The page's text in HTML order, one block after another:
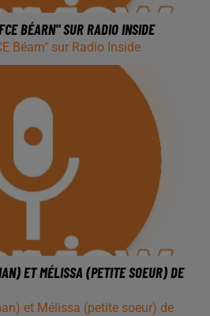
BÉARN" SUR RADIO INSIDE
Béarn" sur Radio Inside
ET MÉLISSA (PETITE SOEUR) DE
et Mélissa (petite soeur) de